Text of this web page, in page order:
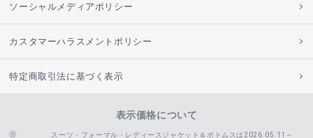
ソーシャルメディアポリシー
カスタマーハラスメントポリシー
特定商取引法に基づく表示
表示価格について
スーツ・フォーマル・レディースジャケット＆ボトムスは2026.05.11～